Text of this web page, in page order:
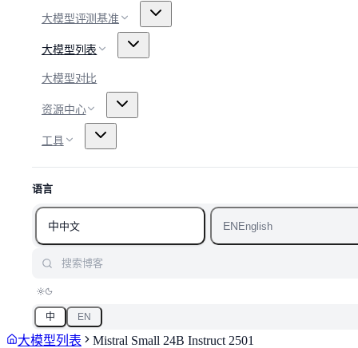
大模型评测基准
大模型列表
大模型对比
资源中心
工具
语言
中中文 ENEnglish
中 EN
大模型列表
Mistral Small 24B Instruct 2501